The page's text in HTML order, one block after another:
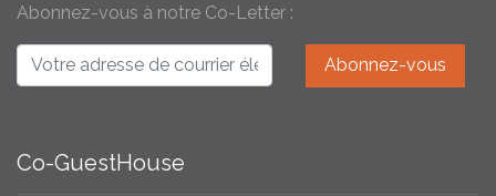
Abonnez-vous à notre Co-Letter :
Co-GuestHouse